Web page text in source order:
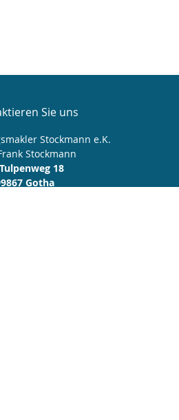
Sie uns
Stockmann e.K.
Stockmann
Tulpenweg 18
Gotha